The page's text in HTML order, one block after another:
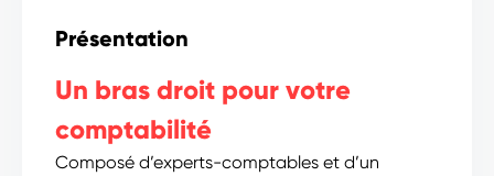
Présentation
Un bras droit pour votre
comptabilité
Composé d’experts-comptables et d’un